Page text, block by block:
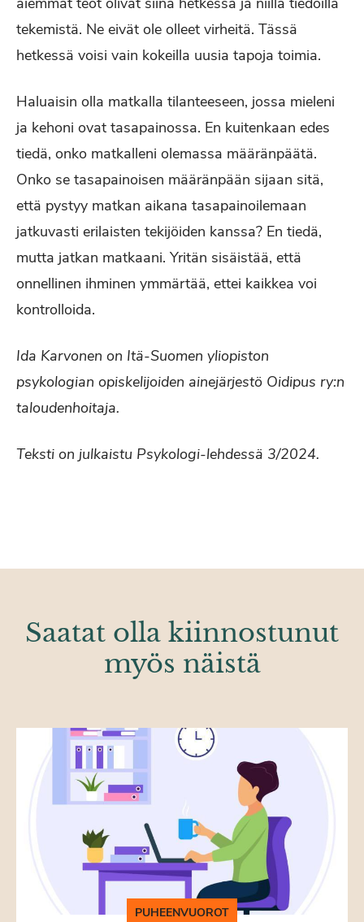
tekemistä. Ne eivät ole olleet virheitä. Tässä
hetkessä voisi vain kokeilla uusia tapoja toimia.
Haluaisin olla matkalla tilanteeseen, jossa mieleni
ja kehoni ovat tasapainossa. En kuitenkaan edes
tiedä, onko matkalleni olemassa määränpäätä.
Onko se tasapainoisen määränpään sijaan sitä,
että pystyy matkan aikana tasapainoilemaan
jatkuvasti erilaisten tekijöiden kanssa? En tiedä,
mutta jatkan matkaani. Yritän sisäistää, että
onnellinen ihminen ymmärtää, ettei kaikkea voi
kontrolloida.
Ida Karvonen on Itä-Suomen yliopiston
psykologian opiskelijoiden ainejärjestö Oidipus ry:n
taloudenhoitaja.
Teksti on julkaistu Psykologi-lehdessä 3/2024.
Saatat olla kiinnostunut
myös näistä
PUHEENVUOROT